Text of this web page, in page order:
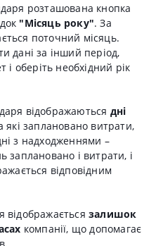
розташована кнопка
"Місяць року". За
поточний місяць.
дані за інший період,
і оберіть необхідний рік
відображаються дні
які заплановано витрати,
з надходженнями –
і витрати, і
відповідним
відображаєтьсязалишок
компанії, що допомагає